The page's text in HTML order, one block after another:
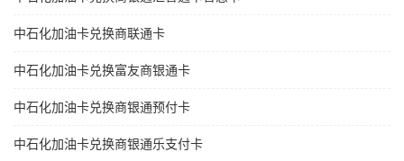
中石化加油卡兑换商联通卡
中石化加油卡兑换富友商银通卡
中石化加油卡兑换商银通预付卡
中石化加油卡兑换商银通乐支付卡